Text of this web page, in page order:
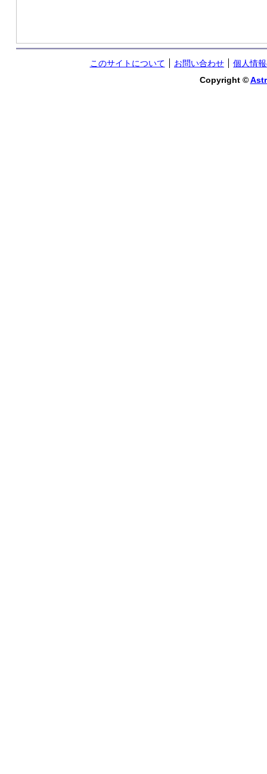
このサイトについて お問い合わせ
個人情
Copyright ©